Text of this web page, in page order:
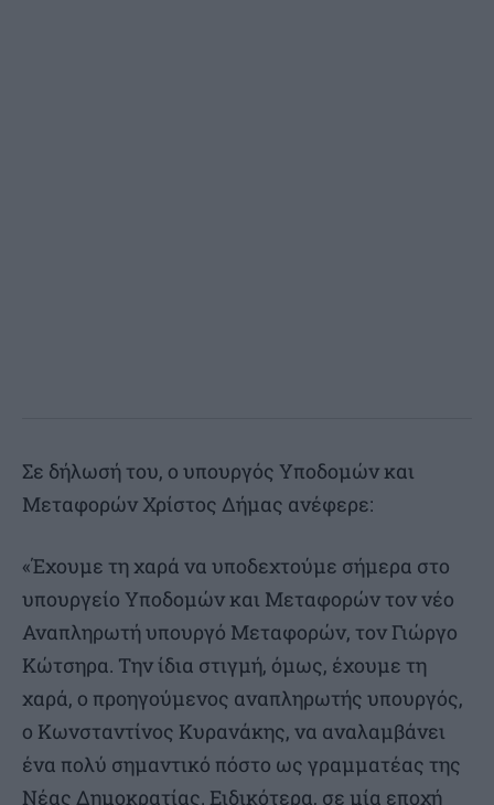
Σε δήλωσή του, ο υπουργός Υποδομών και
Μεταφορών Χρίστος Δήμας ανέφερε:
«Έχουμε τη χαρά να υποδεχτούμε σήμερα στο
υπουργείο Υποδομών και Μεταφορών τον νέο
Αναπληρωτή υπουργό Μεταφορών, τον Γιώργο
Κώτσηρα. Την ίδια στιγμή, όμως, έχουμε τη
χαρά, ο προηγούμενος αναπληρωτής υπουργός,
ο Κωνσταντίνος Κυρανάκης, να αναλαμβάνει
ένα πολύ σημαντικό πόστο ως γραμματέας της
Νέας Δημοκρατίας. Ειδικότερα, σε μία εποχή